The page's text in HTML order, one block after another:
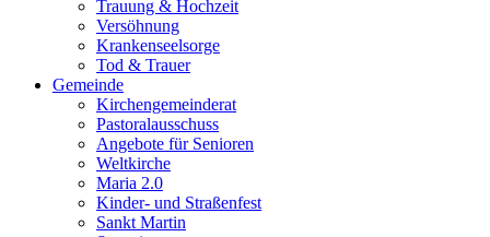
Trauung & Hochzeit
Versöhnung
Krankenseelsorge
Tod & Trauer
Gemeinde
Kirchengemeinderat
Pastoralausschuss
Angebote für Senioren
Weltkirche
Maria 2.0
Kinder- und Straßenfest
Sankt Martin